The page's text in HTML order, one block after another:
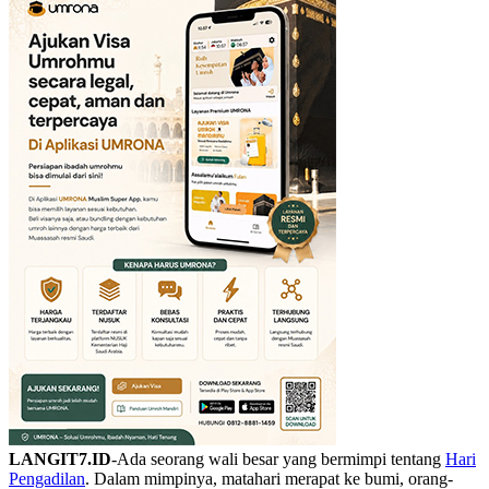
LANGIT7.ID-Ada seorang wali besar yang bermimpi tentang Hari
Pengadilan. Dalam mimpinya, matahari merapat ke bumi, orang-